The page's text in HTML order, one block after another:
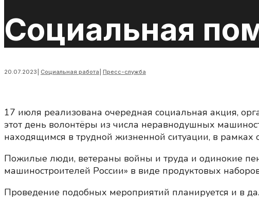
Социальная
20.07.2023 Социальная работа Пресс-служба
17 июля реализована очередная социальная акция,
этот день волонтёры из числа неравнодушных
находящимся в трудной жизненной ситуации, в
Пожилые люди, ветераны войны и труда и одинокие
машиностроителей России» в виде продуктовых
Проведение подобных мероприятий планируется и в